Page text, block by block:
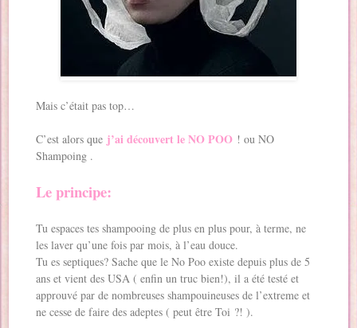
Mais c’était pas top…
C’est alors que j’ai découvert le NO POO ! ou NO
Shampoing .
Le principe:
Tu espaces tes shampooing de plus en plus pour, à terme, ne
les laver qu’une fois par mois, à l’eau douce.
Tu es septiques? Sache que le No Poo existe depuis plus de 5
ans et vient des USA ( enfin un truc bien!), il a été testé et
approuvé par de nombreuses shampouineuses de l’extreme et
ne cesse de faire des adeptes ( peut être Toi ?! ).